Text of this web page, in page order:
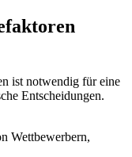
ist notwendig für eine
Entscheidungen.
Wettbewerbern,